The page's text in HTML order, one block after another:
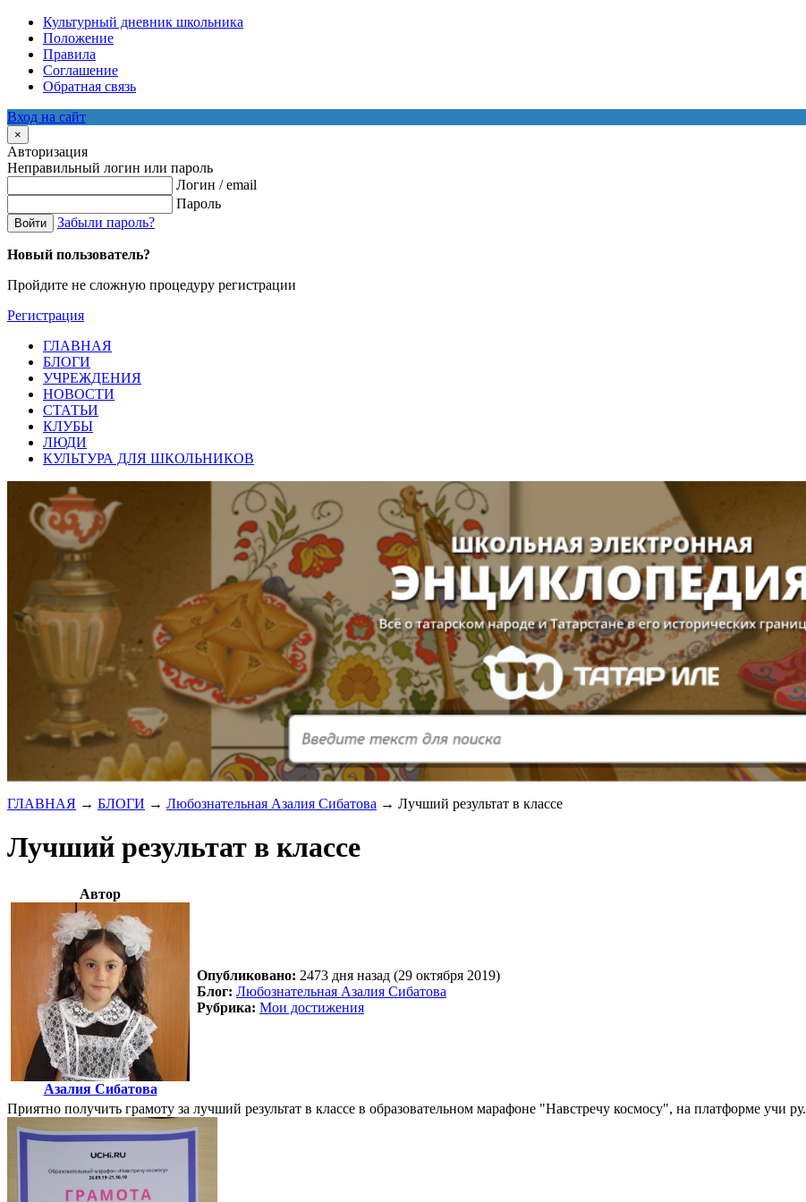
Культурный дневник школьника
Положение
Правила
Соглашение
Обратная связь
Вход на сайт
×
Авторизация
Неправильный логин или пароль
Логин / email
Пароль
Войти Забыли пароль?
Новый пользователь?
Пройдите не сложную процедуру регистрации
Регистрация
ГЛАВНАЯ
БЛОГИ
УЧРЕЖДЕНИЯ
НОВОСТИ
СТАТЬИ
КЛУБЫ
ЛЮДИ
КУЛЬТУРА ДЛЯ ШКОЛЬНИКОВ
ГЛАВНАЯ → БЛОГИ → Любознательная Азалия Сибатова → Лучший результат в классе
Лучший результат в классе
Автор
Азалия Сибатова
Опубликовано: 2473 дня назад (29 октября 2019)
Блог: Любознательная Азалия Сибатова
Рубрика: Мои достижения
Приятно получить грамоту за лучший результат в классе в образовательном марафоне "Навстречу космосу", на платформе учи ру.